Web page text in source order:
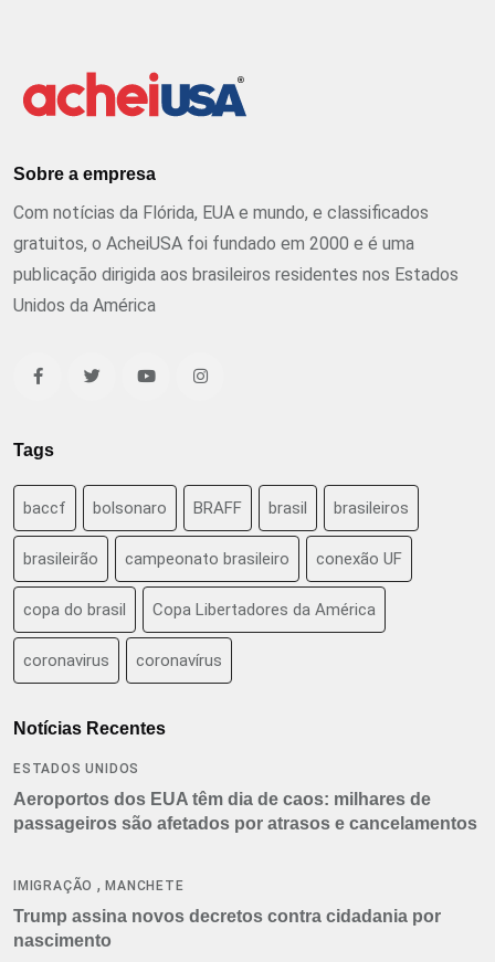
Sobre a empresa
Com notícias da Flórida, EUA e mundo, e classificados
gratuitos, o AcheiUSA foi fundado em 2000 e é uma
publicação dirigida aos brasileiros residentes nos Estados
Unidos da América
Tags
baccf bolsonaro BRAFF brasil brasileiros
brasileirão campeonato brasileiro conexão UF
copa do brasil Copa Libertadores da América
coronavirus coronavírus
Notícias Recentes
ESTADOS UNIDOS
Aeroportos dos EUA têm dia de caos: milhares de
passageiros são afetados por atrasos e cancelamentos
IMIGRAÇÃO ,MANCHETE
Trump assina novos decretos contra cidadania por
nascimento